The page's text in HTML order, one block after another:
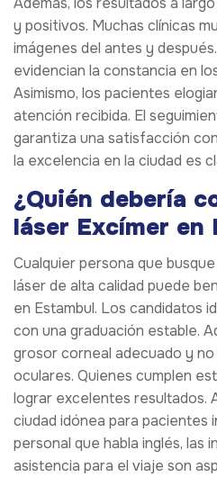
y positivos. Muchas clínicas
imágenes del antes y
evidencian la constancia en
Asimismo, los pacientes
atención recibida. El
garantiza una satisfacción
la excelencia en la ciudad es
¿Quién debería
láser Excímer en
Cualquier persona que
láser de alta calidad puede
en Estambul. Los candidatos
con una graduación estable.
grosor corneal adecuado y
oculares. Quienes cumplen
lograr excelentes resultados.
ciudad idónea para pacientes
personal que habla inglés, las
asistencia para el viaje son